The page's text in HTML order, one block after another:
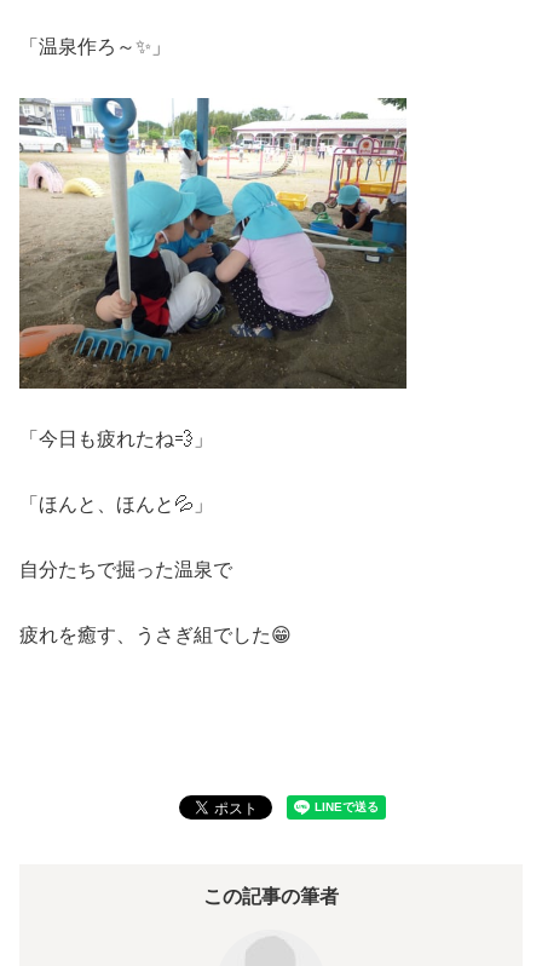
「温泉作ろ～✨」
「今日も疲れたね💨」
「ほんと、ほんと💦」
自分たちで掘った温泉で
疲れを癒す、うさぎ組でした😁
この記事の筆者